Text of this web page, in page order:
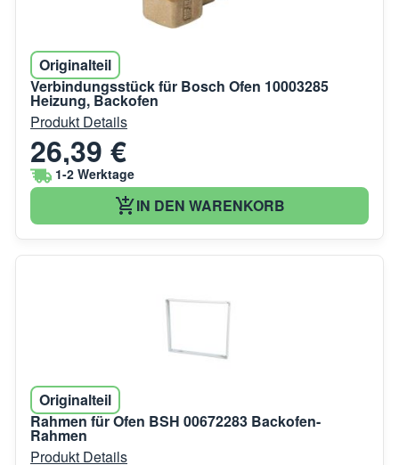
Originalteil
Verbindungsstück für Bosch Ofen 10003285
Heizung, Backofen
Produkt Details
26,39 €
1-2 Werktage
IN DEN WARENKORB
Originalteil
Rahmen für Ofen BSH 00672283 Backofen-
Rahmen
Produkt Details